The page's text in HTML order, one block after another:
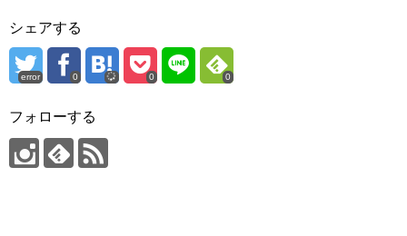
シェアする
error 0 0 0
フォローする